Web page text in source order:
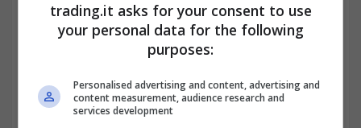
trading.it asks for your consent to use
your personal data for the following
purposes:
Personalised advertising and content, advertising and
content measurement, audience research and
services development